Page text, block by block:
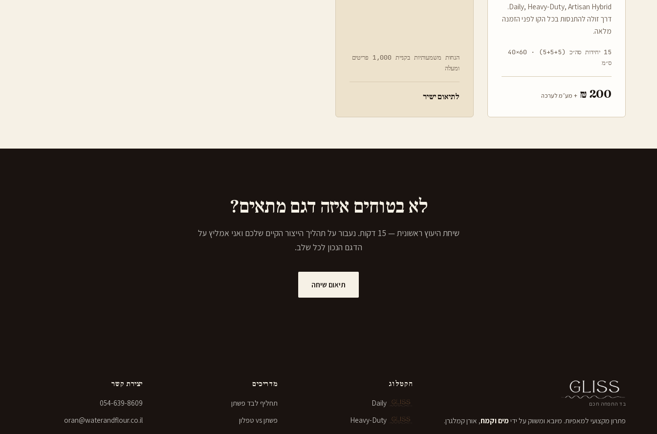
Daily, Heavy-Duty, Artisan Hybrid.
דרך זולה להתנסות בכל הקו לפני הזמנה
מלאה.
15 יחידות סה״כ (5+5+5) · 60×40
ס״מ
200 ₪ + מע״מ לערכה
הנחות משמעותיות בקניית 1,000 פריטים
ומעלה
לתיאום ישיר
לא בטוחים איזה דגם מתאים?
שיחת היעוץ ראשונית — 15 דקות. נעבור על תהליך הייצור הקיים שלכם ואני אמליץ על
הדגם הנכון לכל שלב.
תיאום שיחה
בד התפחה חכם
פתרון מקצועי למאפיות. מיובא ומשווק על ידי מים וקמח, אורן קמלגרן.
הקטלוג
Daily
Heavy-Duty
מדריכים
תחליף לבד פשתן
פשתן vs טפלון
יצירת קשר
054-639-8609
oran@waterandflour.co.il